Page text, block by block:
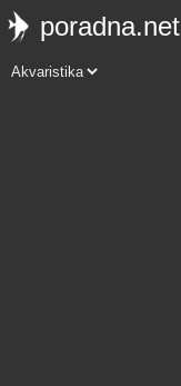
poradna.net